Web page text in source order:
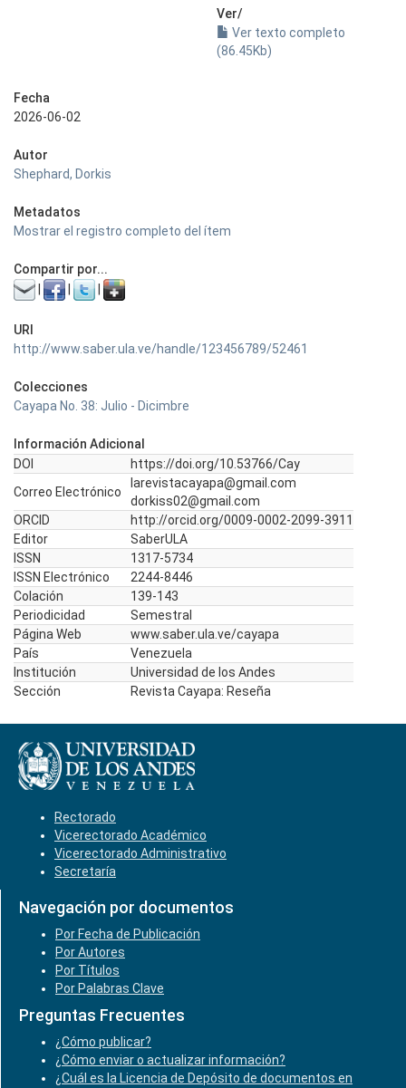
Ver/
Ver texto completo
(86.45Kb)
Fecha
2026-06-02
Autor
Shephard, Dorkis
Metadatos
Mostrar el registro completo del ítem
Compartir por...
URI
http://www.saber.ula.ve/handle/123456789/52461
Colecciones
Cayapa No. 38: Julio - Dicimbre
Información Adicional
DOI
https://doi.org/10.53766/Cay
Correo Electrónico
larevistacayapa@gmail.com
dorkiss02@gmail.com
ORCID
http://orcid.org/0009-0002-2099-3911
Editor
SaberULA
ISSN
1317-5734
ISSN Electrónico
2244-8446
Colación
139-143
Periodicidad
Semestral
Página Web
www.saber.ula.ve/cayapa
País
Venezuela
Institución
Universidad de los Andes
Sección
Revista Cayapa: Reseña
Rectorado
Vicerectorado Académico
Vicerectorado Administrativo
Secretaría
Navegación por documentos
Por Fecha de Publicación
Por Autores
Por Títulos
Por Palabras Clave
Preguntas Frecuentes
¿Cómo publicar?
¿Cómo enviar o actualizar información?
¿Cuál es la Licencia de Depósito de documentos en